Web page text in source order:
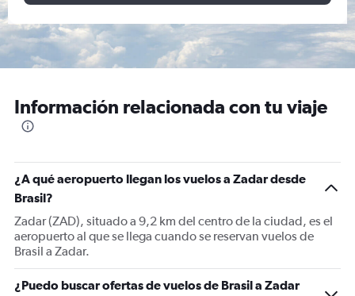
Información relacionada con tu viaje
¿A qué aeropuerto llegan los vuelos a Zadar desde
Brasil?
Zadar (ZAD), situado a 9,2 km del centro de la ciudad, es el
aeropuerto al que se llega cuando se reservan vuelos de
Brasil a Zadar.
¿Puedo buscar ofertas de vuelos de Brasil a Zadar